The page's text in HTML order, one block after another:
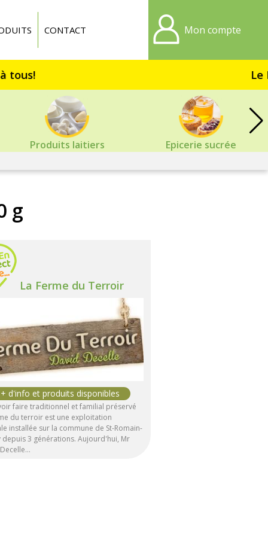
CONTACT Mon compte
Le
Produits laitiers Epicerie sucrée
g
La Ferme du Terroir
faire traditionnel et familial préservé
du terroir est une exploitation
installée sur la commune de St-Romain-
depuis 3 générations. Aujourd'hui, Mr